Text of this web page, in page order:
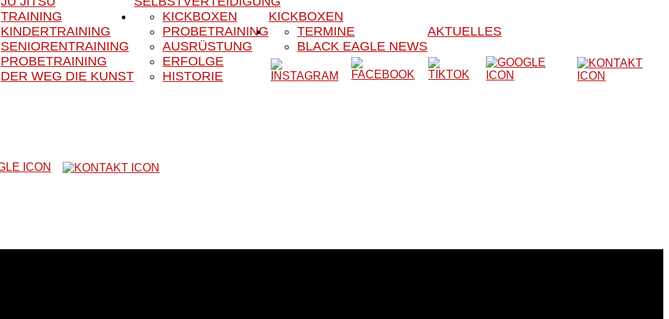
TRAINING
KINDERTRAINING
SENIORENTRAINING
PROBETRAINING
DER WEG DIE KUNST
KICKBOXEN
KICKBOXEN
PROBETRAINING
AUSRÜSTUNG
ERFOLGE
HISTORIE
AKTUELLES
TERMINE
BLACK EAGLE NEWS